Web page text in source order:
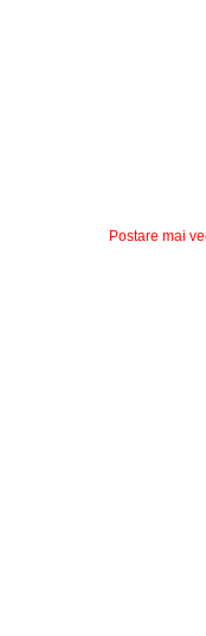
Postare mai